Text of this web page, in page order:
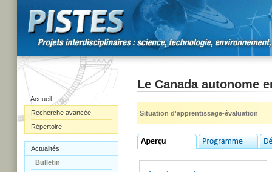
Accueil
Recherche avancée
Répertoire
Actualités
Bulletin
Le Canada autonome
Situation d'apprentissage-évaluation